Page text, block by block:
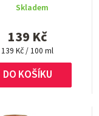
Skladem
139 Kč
Měrná
cena:
139 Kč / 100 ml
DO KOŠÍKU